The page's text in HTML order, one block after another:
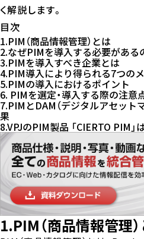
く解説します。
目次
1.PIM（商品情報管理）とは
2.なぜPIMを導入する必要がある
3.PIMを導入すべき企業とは
4.PIM導入により得られる7つの
5.PIMの導入におけるポイント
6. PIMを選定・導入する際の注意
7.PIMとDAM（デジタルアセット
果
8.VPJのPIM製品 「CIERTO PIM
1.PIM（商品情報管理